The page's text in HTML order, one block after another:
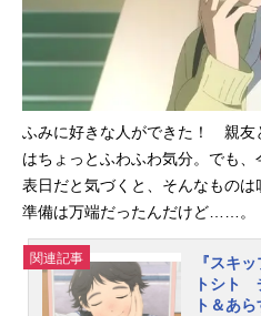
たQRコ
ターと一
「ピリ
のことと
みつみが
勘違い
自分に
る。兼近
摩のと
出：佐
未作画
古徳真
ふみに好きな人ができた！ 親友
はちょっとふわふわ気分。でも
表日だと気づくと、そんなもの
準備は万端だったんだけど……。
関連記事
『スキ
トシト
ト＆あ